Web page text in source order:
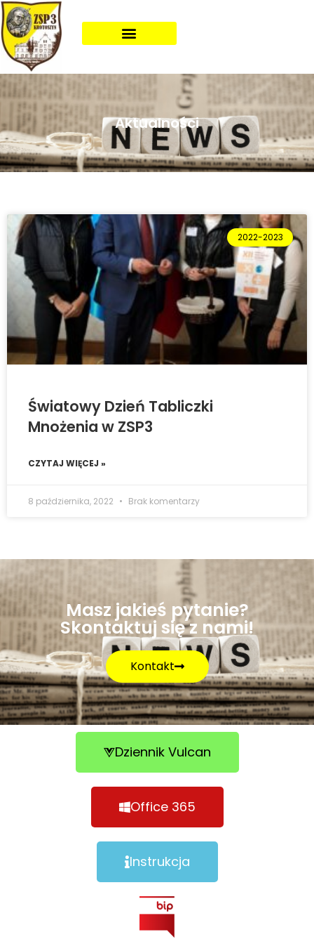
Aktualności
2022-2023
Światowy Dzień Tabliczki
Mnożenia w ZSP3
CZYTAJ WIĘCEJ »
8 października, 2022 Brak komentarzy
Masz jakieś pytanie?
Skontaktuj się z nami!
Kontakt
Dziennik Vulcan
Office 365
Instrukcja